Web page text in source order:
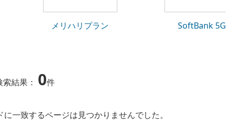
メリハリプラン SoftBank 5G
結果： 0件
一致するページは見つかりませんでした。